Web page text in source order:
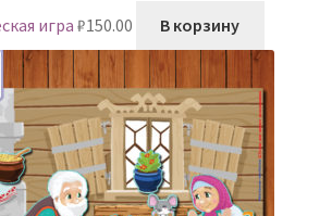
игра ₽150.00 В корзину